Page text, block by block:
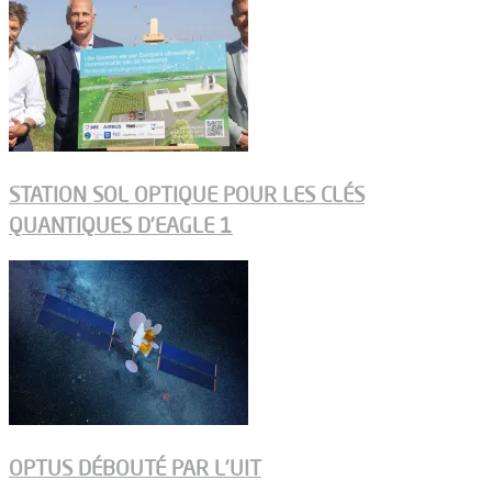
STATION SOL OPTIQUE POUR LES CLÉS
QUANTIQUES D’EAGLE 1
OPTUS DÉBOUTÉ PAR L’UIT